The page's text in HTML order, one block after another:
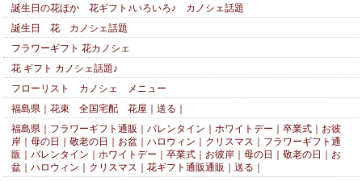
誕生日の花ほか 花ギフト♪いろいろ♪ カノシェ話題
誕生日 花 カノシェ話題
フラワーギフト 花カノシェ
花 ギフト カノシェ話題♪
フローリスト カノシェ メニュー
福島県｜花束 全国宅配 花屋｜送る｜
福島県｜フラワーギフト通販｜バレンタイン｜ホワイトデー｜卒業式｜お彼
岸｜母の日｜敬老の日｜お盆｜ハロウィン｜クリスマス｜フラワーギフト通
販｜バレンタイン｜ホワイトデー｜卒業式｜お彼岸｜母の日｜敬老の日｜お
盆｜ハロウィン｜クリスマス｜花ギフト通販通販｜送る｜